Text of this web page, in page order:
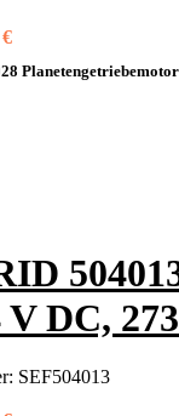
DC,
SEF504013